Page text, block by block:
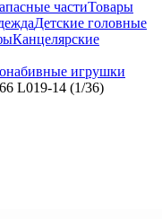
частиТовары
Детские головные
Канцелярские
игрушки
L019-14 (1/36)